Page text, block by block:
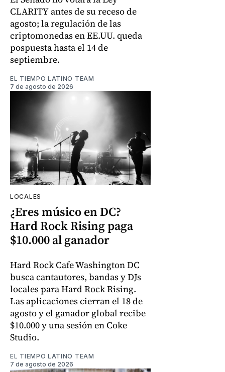
CLARITY antes de su receso de
agosto; la regulación de las
criptomonedas en EE.UU. queda
pospuesta hasta el 14 de
septiembre.
EL TIEMPO LATINO TEAM
7 de agosto de 2026
LOCALES
¿Eres músico en DC?
Hard Rock Rising paga
$10.000 al ganador
Hard Rock Cafe Washington DC
busca cantautores, bandas y DJs
locales para Hard Rock Rising.
Las aplicaciones cierran el 18 de
agosto y el ganador global recibe
$10.000 y una sesión en Coke
Studio.
EL TIEMPO LATINO TEAM
7 de agosto de 2026